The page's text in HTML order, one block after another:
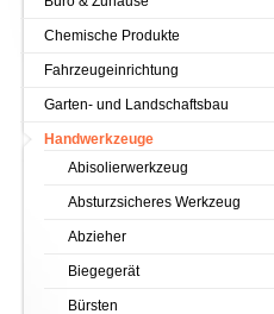
Chemische Produkte
Fahrzeugeinrichtung
Garten- und Landschaftsbau
Handwerkzeuge
Abisolierwerkzeug
Absturzsicheres Werkzeug
Abzieher
Biegegerät
Bürsten